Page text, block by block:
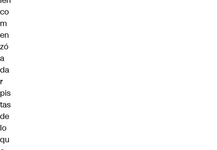
co
m
en
zó
a
da
r
pis
tas
de
lo
qu